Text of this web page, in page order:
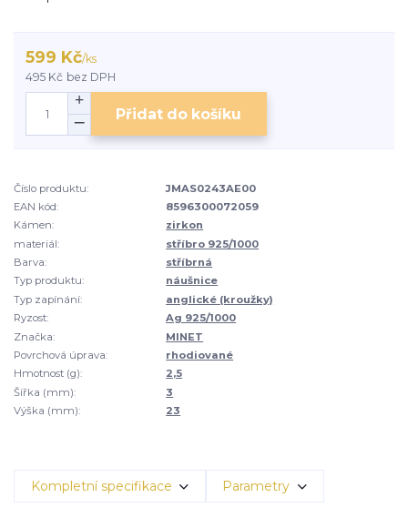
599 Kč/ks
495 Kč bez DPH
Přidat do košíku
Číslo produktu:
JMAS0243AE00
EAN kód:
8596300072059
Kámen:
zirkon
materiál:
stříbro 925/1000
Barva:
stříbrná
Typ produktu:
náušnice
Typ zapínání:
anglické (kroužky)
Ryzost:
Ag 925/1000
Značka:
MINET
Povrchová úprava:
rhodiované
Hmotnost (g):
2,5
Šířka (mm):
3
Výška (mm):
23
Kompletní specifikace Parametry